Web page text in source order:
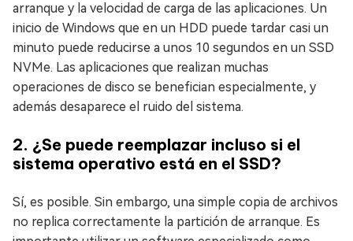
arranque y la velocidad de carga de las aplicaciones. Un
inicio de Windows que en un HDD puede tardar casi un
minuto puede reducirse a unos 10 segundos en un SSD
NVMe. Las aplicaciones que realizan muchas
operaciones de disco se benefician especialmente, y
además desaparece el ruido del sistema.
2. ¿Se puede reemplazar incluso si el
sistema operativo está en el SSD?
Sí, es posible. Sin embargo, una simple copia de archivos
no replica correctamente la partición de arranque. Es